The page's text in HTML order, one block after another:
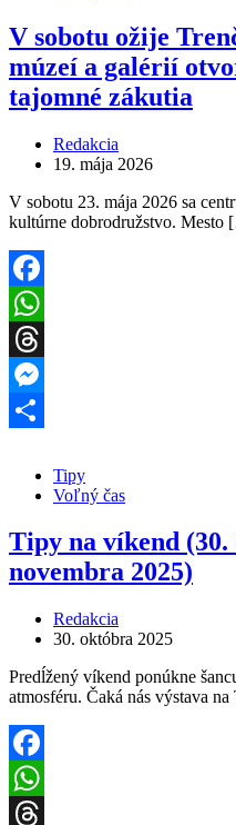
V sobotu ožije
múzeí a galérií
tajomné zákutia
Redakcia
19. mája 2026
V sobotu 23. mája 2026 sa
kultúrne dobrodružstvo.
Facebook
WhatsApp
Threads
Messenger
Tipy
Voľný čas
Tipy na víkend (30.
novembra 2025)
Redakcia
30. októbra 2025
Predĺžený víkend ponúkne
atmosféru. Čaká nás výstava
Facebook
WhatsApp